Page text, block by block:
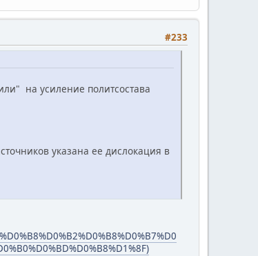
#233
на усиление политсостава
указана ее дислокация в